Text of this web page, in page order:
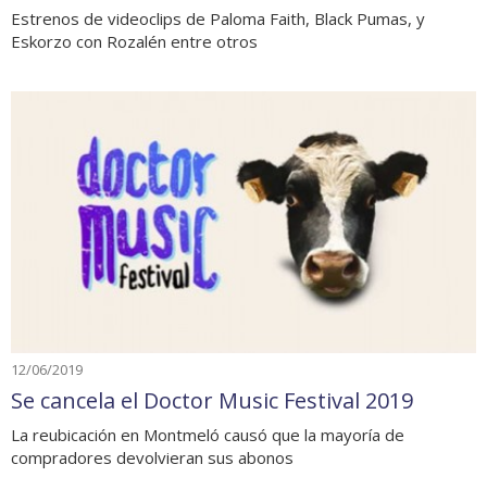
Estrenos de videoclips de Paloma Faith, Black Pumas, y
Eskorzo con Rozalén entre otros
12/06/2019
Se cancela el Doctor Music Festival 2019
La reubicación en Montmeló causó que la mayoría de
compradores devolvieran sus abonos